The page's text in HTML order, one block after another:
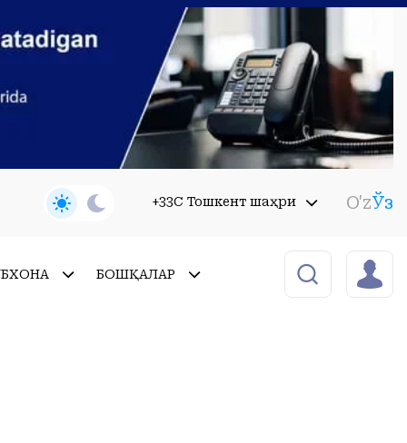
+33C Тошкент шаҳри O'zЎз
БОШҚАЛАР